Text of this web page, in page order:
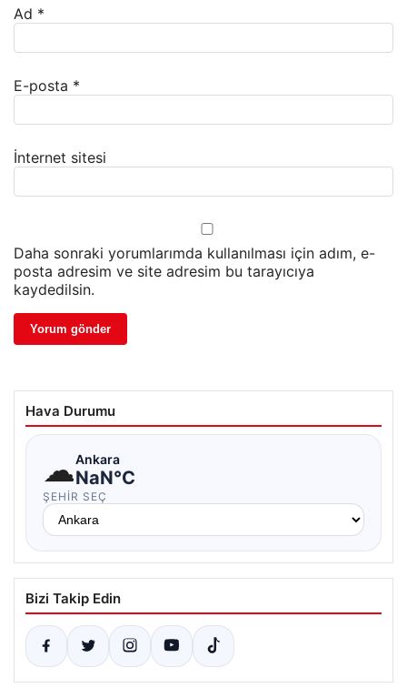
Ad *
E-posta *
İnternet sitesi
Daha sonraki yorumlarımda kullanılması için adım, e-
posta adresim ve site adresim bu tarayıcıya
kaydedilsin.
Hava Durumu
☁Ankara
NaN°C
ŞEHIR SEÇ
Bizi Takip Edin